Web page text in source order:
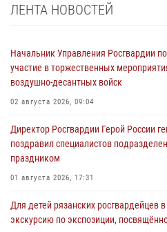
ЛЕНТА НОВОСТЕЙ
Начальник Управления Росгвардии
участие в торжественных
воздушно-десантных войск
02 августа 2026, 09:04
Директор Росгвардии Герой России
поздравил специалистов
праздником
01 августа 2026, 17:31
Для детей рязанских росгвардейцев
экскурсию по экспозиции,